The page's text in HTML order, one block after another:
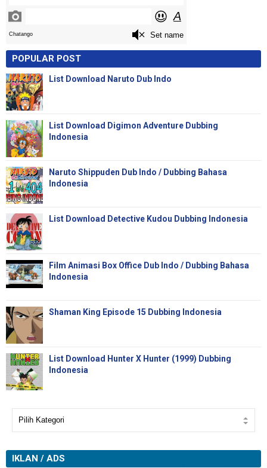
POPULAR POST
List Download Naruto Dub Indo
List Download Digimon Adventure Dubbing
Indonesia
Naruto Shippuden Dub Indo / Dubbing Bahasa
Indonesia
List Download Detective Kudou Dubbing Indonesia
Film Animasi Box Office Dub Indo / Dubbing Bahasa
Indonesia
Shaman King Episode 15 Dubbing Indonesia
List Download Hunter X Hunter (1999) Dubbing
Indonesia
IKLAN / ADS